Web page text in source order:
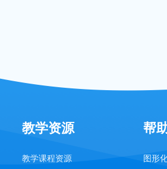
教学资源
教学课程资源
帮
图形